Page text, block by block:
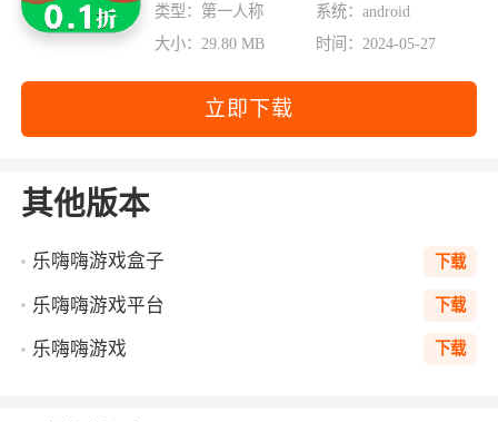
类型：第一人称
系统：android
大小：29.80 MB
时间：2024-05-27
立即下载
其他版本
乐嗨嗨游戏盒子 下载
乐嗨嗨游戏平台 下载
乐嗨嗨游戏 下载